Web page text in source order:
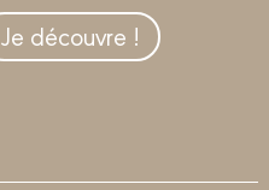
Je découvre !